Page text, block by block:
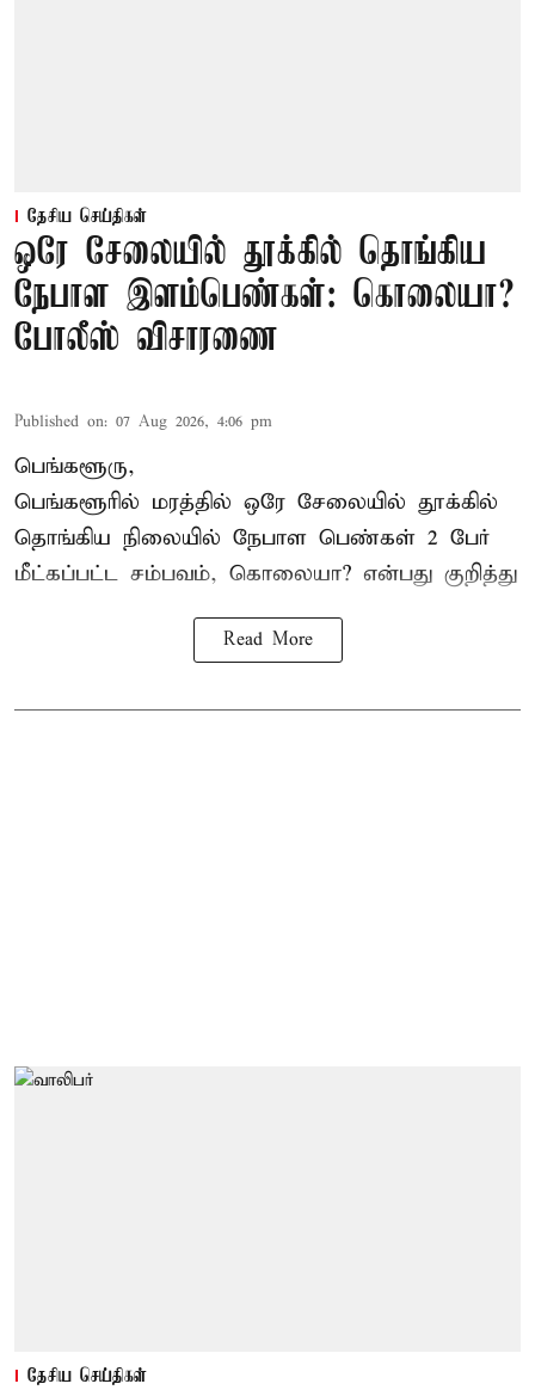
தேசிய செய்திகள்
ஒரே சேலையில் தூக்கில் தொங்கிய
நேபாள இளம்பெண்கள்: கொலையா?
போலீஸ் விசாரணை
Published on: 07 Aug 2026, 4:06 pm
பெங்களூரு,
பெங்களூரில் மரத்தில் ஒரே சேலையில் தூக்கில்
தொங்கிய நிலையில் நேபாள பெண்கள் 2 பேர்
மீட்கப்பட்ட சம்பவம், கொலையா? என்பது குறித்து
Read More
தேசிய செய்திகள்